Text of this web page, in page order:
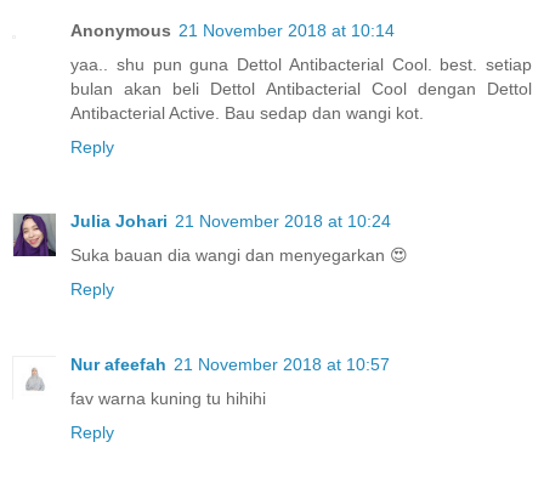
Anonymous 21 November 2018 at 10:14
yaa.. shu pun guna Dettol Antibacterial Cool. best. setiap
bulan akan beli Dettol Antibacterial Cool dengan Dettol
Antibacterial Active. Bau sedap dan wangi kot.
Reply
Julia Johari 21 November 2018 at 10:24
Suka bauan dia wangi dan menyegarkan 😍
Reply
Nur afeefah 21 November 2018 at 10:57
fav warna kuning tu hihihi
Reply